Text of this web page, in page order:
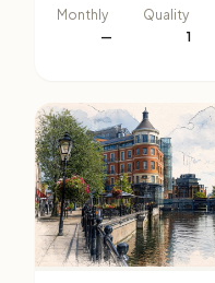
Monthly
—
Quality
1